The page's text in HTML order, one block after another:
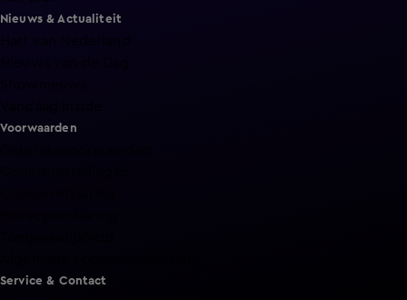
Nieuws & Actualiteit
Voorwaarden
Service & Contact